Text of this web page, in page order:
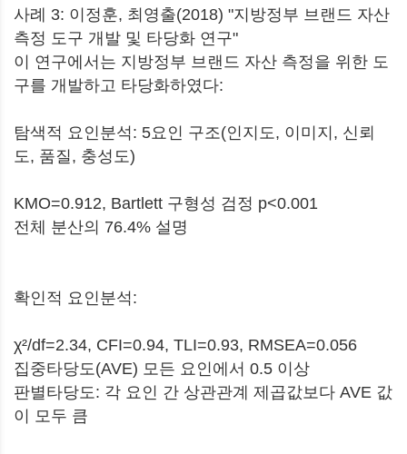
사례 3: 이정훈, 최영출(2018) "지방정부 브랜드 자산
측정 도구 개발 및 타당화 연구"
이 연구에서는 지방정부 브랜드 자산 측정을 위한 도
구를 개발하고 타당화하였다:
탐색적 요인분석: 5요인 구조(인지도, 이미지, 신뢰
도, 품질, 충성도)
KMO=0.912, Bartlett 구형성 검정 p<0.001
전체 분산의 76.4% 설명
확인적 요인분석:
χ²/df=2.34, CFI=0.94, TLI=0.93, RMSEA=0.056
집중타당도(AVE) 모든 요인에서 0.5 이상
판별타당도: 각 요인 간 상관관계 제곱값보다 AVE 값
이 모두 큼